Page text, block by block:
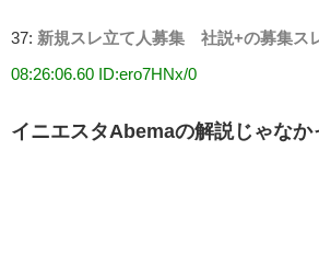
37: 新規スレ立て人募集 社説+の募集ス
08:26:06.60 ID:ero7HNx/0
イニエスタAbemaの解説じゃなか